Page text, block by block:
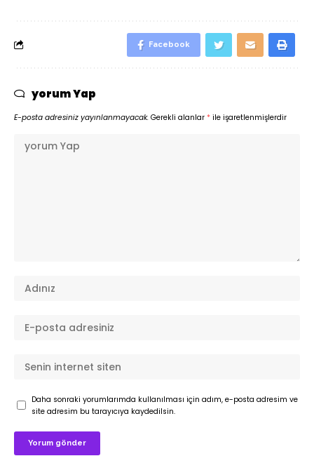
Facebook
yorum Yap
E-posta adresiniz yayınlanmayacak. Gerekli alanlar * ile işaretlenmişlerdir
Daha sonraki yorumlarımda kullanılması için adım, e-posta adresim ve
site adresim bu tarayıcıya kaydedilsin.